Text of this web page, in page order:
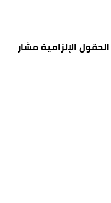
الحقول الإلزامية مشار